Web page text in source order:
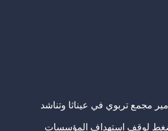
مجمع تربوي في عيناثا وتناشد
لوقف استهداف المؤسسات